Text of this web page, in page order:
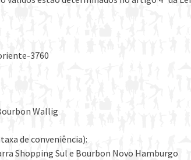
3760
Wallig
de conveniência):
Shopping Sul e Bourbon Novo Hamburgo